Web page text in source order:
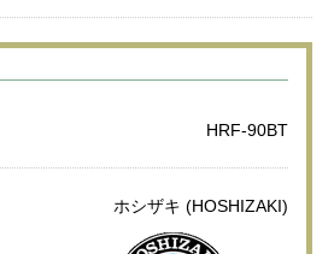
HRF-90BT
ホシザキ (HOSHIZAKI)